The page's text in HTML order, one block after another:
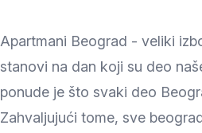
Apartmani Beograd - veliki
stanovi na dan koji su deo
ponude je što svaki deo
Zahvaljujući tome, sve